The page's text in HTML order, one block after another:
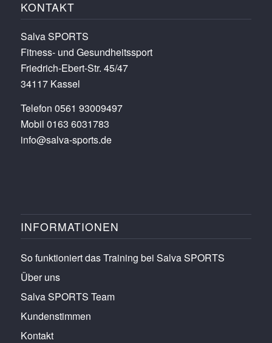
KONTAKT
Salva SPORTS
Fitness- und Gesundheitssport
Friedrich-Ebert-Str. 45/47
34117 Kassel
Telefon 0561 93009497
Mobil 0163 6031783
info@salva-sports.de
INFORMATIONEN
So funktioniert das Training bei Salva SPORTS
Über uns
Salva SPORTS Team
Kundenstimmen
Kontakt